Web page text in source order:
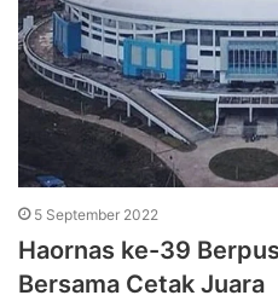
5 September 2022
Haornas ke-39
Bersama Cetak Juara